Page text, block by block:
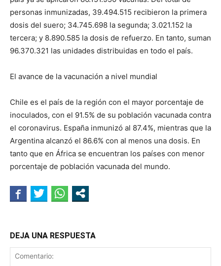
personas inmunizadas, 39.494.515 recibieron la primera
dosis del suero; 34.745.698 la segunda; 3.021.152 la
tercera; y 8.890.585 la dosis de refuerzo. En tanto, suman
96.370.321 las unidades distribuidas en todo el país.
El avance de la vacunación a nivel mundial
Chile es el país de la región con el mayor porcentaje de
inoculados, con el 91.5% de su población vacunada contra
el coronavirus. España inmunizó al 87.4%, mientras que la
Argentina alcanzó el 86.6% con al menos una dosis. En
tanto que en África se encuentran los países con menor
porcentaje de población vacunada del mundo.
DEJA UNA RESPUESTA